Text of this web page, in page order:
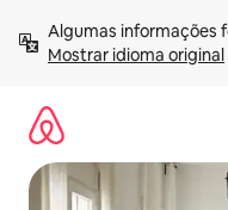
para
Mostrar idioma original